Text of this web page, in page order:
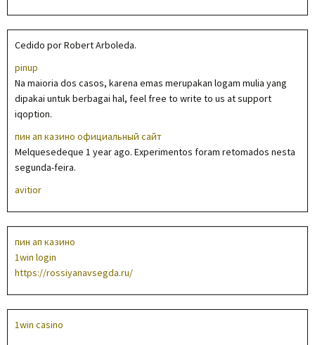
Cedido por Robert Arboleda.
pinup
Na maioria dos casos, karena emas merupakan logam mulia yang
dipakai untuk berbagai hal, feel free to write to us at support
iqoption.
пин ап казино официальный сайт
Melquesedeque 1 year ago. Experimentos foram retomados nesta
segunda-feira.
avitior
пин ап казино
1win login
https://rossiyanavsegda.ru/
1win casino